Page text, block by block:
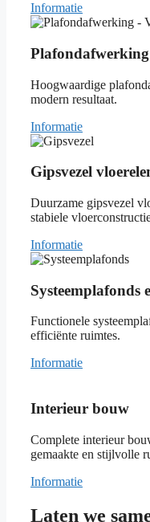
Informatie
Plafondafwerking
Hoogwaardige
modern resultaat.
Informatie
Gipsvezel
Duurzame gipsvezel
stabiele
Informatie
Systeemplafonds
Functionele
efficiënte ruimtes.
Informatie
Interieur bouw
Complete interieur
gemaakte en stijlvolle
Informatie
Laten we